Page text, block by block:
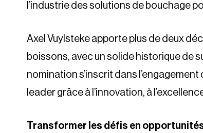
l’industrie des solutions de bouchage
Axel Vuylsteke apporte plus de deux
boissons, avec un solide historique de
nomination s’inscrit dans
leader grâce à l’innovation, à
Transformer les défis en